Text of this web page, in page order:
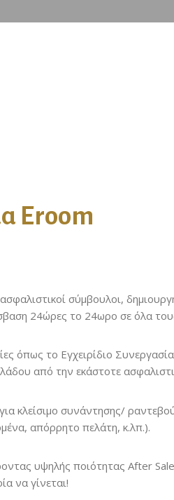
Eroom
σύμβουλοι,
24ώρες το 24ωρο σε όλα
όπως το Εγχειρίδιο
από την εκάστοτε
κλείσιμο συνάντησης/
απόρρητο πελάτη, κ.λπ.).
υψηλής ποιότητας After
να γίνεται!